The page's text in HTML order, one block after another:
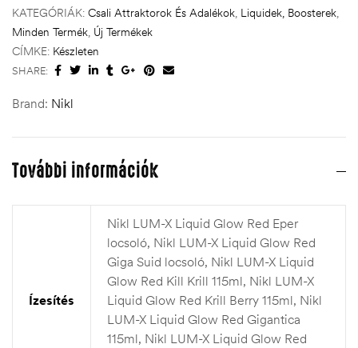
KATEGÓRIÁK: Csali Attraktorok És Adalékok, Liquidek, Boosterek,
Minden Termék, Új Termékek
CÍMKE: Készleten
SHARE:
Brand: Nikl
További információk
Ízesítés
Nikl LUM-X Liquid Glow Red Eper
locsoló, Nikl LUM-X Liquid Glow Red
Giga Suid locsoló, Nikl LUM-X Liquid
Glow Red Kill Krill 115ml, Nikl LUM-X
Liquid Glow Red Krill Berry 115ml, Nikl
LUM-X Liquid Glow Red Gigantica
115ml, Nikl LUM-X Liquid Glow Red